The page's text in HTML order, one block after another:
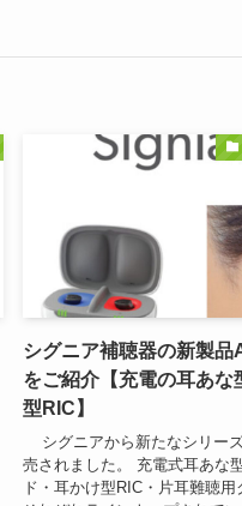
シグニア補聴器の新製品
をご紹介【充電の耳あな
型RIC】
シグニアから新たなシリー
売されました。 充電式耳あな
ド・耳かけ型RIC・片耳難聴